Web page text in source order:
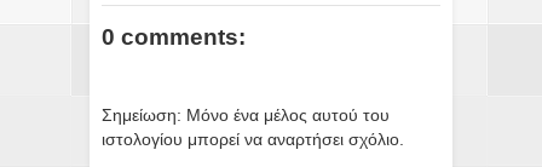
0 comments:
Σημείωση: Μόνο ένα μέλος αυτού του
ιστολογίου μπορεί να αναρτήσει σχόλιο.